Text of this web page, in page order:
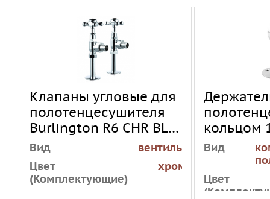
Клапаны угловые для
полотенцесушителя
Burlington R6 CHR BLA
хром/черный
Вид
вентиль
Цвет
(Комплектующие)
хром
кольцом
LUX-
Вид
Цвет